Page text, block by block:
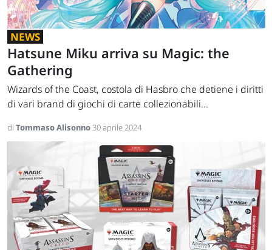
NEWS
Hatsune Miku arriva su Magic: the
Gathering
Wizards of the Coast, costola di Hasbro che detiene i diritti
di vari brand di giochi di carte collezionabili...
di Tommaso Alisonno30 aprile 2024